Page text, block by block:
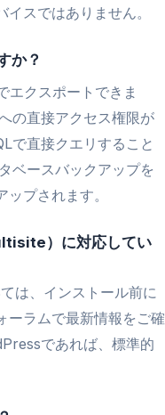
スではありません。
か？
エクスポートできま
の直接アクセス権限が
で直接クエリすること
ベースバックアップを
プされます。
）に対応してい
は、インストール前に
ーラムで最新情報をご確
であれば、標準的